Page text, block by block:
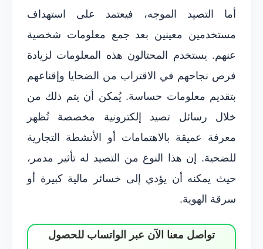
أما التصيد الموجه، فيعتمد على استهداف
مستخدمين معينين بعد جمع معلومات شخصية
عنهم. يستخدم المحتالون هذه المعلومات لزيادة
فرص نجاحهم في الاقتراب من الضحايا وإقناعهم
بتقديم معلومات حساسة. يُمكن أن يتم ذلك من
خلال رسائل تصيد إلكترونية مخصصة تُظهر
معرفة عميقة بالاهتمامات أو الأنشطة التجارية
للضحية. إن هذا النوع من التصيد له تأثير مدمر،
حيث يمكنه أن يؤدي إلى خسائر مالية كبيرة أو
سرقة الهوية.
تواصل معنا الآن عبر الواتساب للحصول